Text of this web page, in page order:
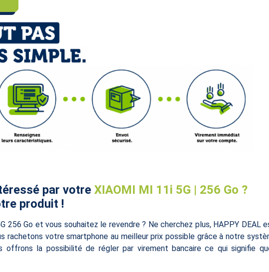
par votre XIAOMI MI 11i 5G | 256 Go ?
produit !
256 Go et vous souhaitez le revendre ? Ne cherchez plus, HAPPY
rachetons votre smartphone au meilleur prix possible grâce à notre
offrons la possibilité de régler par virement bancaire ce qui signifie